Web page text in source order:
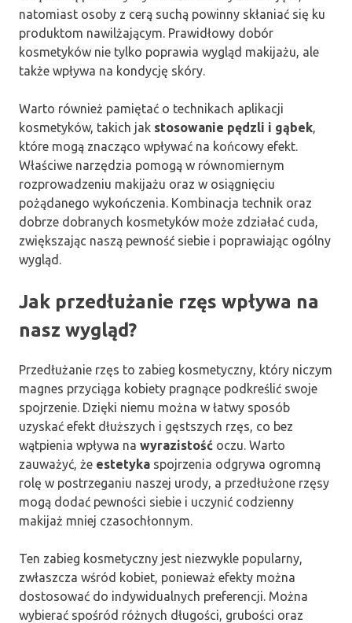
natomiast osoby z cerą suchą powinny skłaniać się ku
produktom nawilżającym. Prawidłowy dobór
kosmetyków nie tylko poprawia wygląd makijażu, ale
także wpływa na kondycję skóry.
Warto również pamiętać o technikach aplikacji
kosmetyków, takich jak stosowanie pędzli i gąbek
które mogą znacząco wpływać na końcowy efekt.
Właściwe narzędzia pomogą w równomiernym
rozprowadzeniu makijażu oraz w osiągnięciu
pożądanego wykończenia. Kombinacja technik oraz
dobrze dobranych kosmetyków może zdziałać cuda,
zwiększając naszą pewność siebie i poprawiając ogólny
wygląd.
Jak przedłużanie rzęs wpływa na
nasz wygląd?
Przedłużanie rzęs to zabieg kosmetyczny, który niczym
magnes przyciąga kobiety pragnące podkreślić swoje
spojrzenie. Dzięki niemu można w łatwy sposób
uzyskać efekt dłuższych i gęstszych rzęs, co bez
wątpienia wpływa na wyrazistość oczu. Warto
zauważyć, że estetyka spojrzenia odgrywa ogromną
rolę w postrzeganiu naszej urody, a przedłużone rzęsy
mogą dodać pewności siebie i uczynić codzienny
makijaż mniej czasochłonnym.
Ten zabieg kosmetyczny jest niezwykle popularny,
zwłaszcza wśród kobiet, ponieważ efekty można
dostosować do indywidualnych preferencji. Można
wybierać spośród różnych długości, grubości oraz